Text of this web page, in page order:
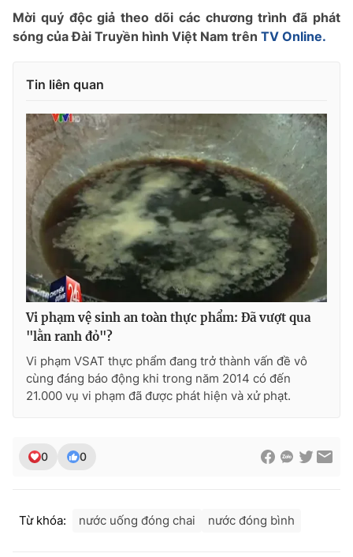
Chất lượng cuộc sống
Học trực tuyến
Hitech Công nghệ tương lai
Tư vấn
Lịch phát sóng
Chuyên mục khác
Emagazine Podcast
Photo Infographic
Video Shorts video
VTV Money VTV Thể thao
VTV Sức khoẻ Bất động sản
VTV4 Vươn mình bằng AI
Mời quý độc giả theo dõi các chương trình đã phát
sóng của Đài Truyền hình Việt Nam trên TV Online.
Tin liên quan
Vi phạm vệ sinh an toàn thực phẩm: Đã vượt qua
"lằn ranh đỏ"?
Vi phạm VSAT thực phẩm đang trở thành vấn đề vô
cùng đáng báo động khi trong năm 2014 có đến
21.000 vụ vi phạm đã được phát hiện và xử phạt.
0 0
Từ khóa: nước uống đóng chai nước đóng bình